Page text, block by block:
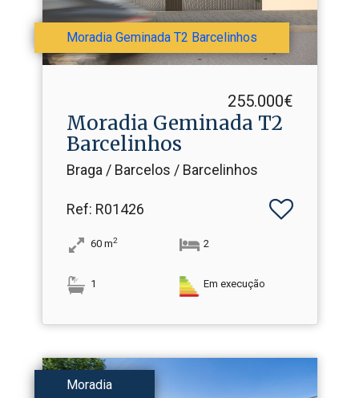
Moradia Geminada T2 Barcelinhos
255.000€
Moradia Geminada T2
Barcelinhos
Braga / Barcelos / Barcelinhos
Ref: R01426
60 m2 2
1 Em execução
Moradia